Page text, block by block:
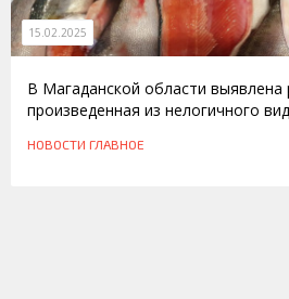
15.02.2025
В Магаданской области выявлена
произведенная из нелогичного
НОВОСТИ ГЛАВНОЕ